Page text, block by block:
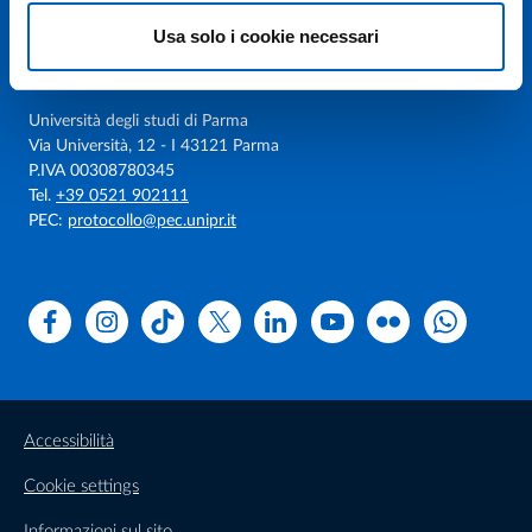
Usa solo i cookie necessari
Università degli studi di Parma
Via Università, 12 - I 43121 Parma
P.IVA 00308780345
Tel. +39 0521 902111
PEC: protocollo@pec.unipr.it
FacebookInstagramTikTok X LinkedinYoutubeFlickr
Accessibilità
Cookie settings